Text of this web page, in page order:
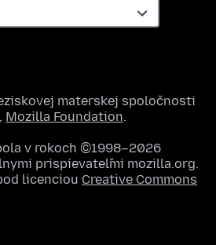
materskej spoločnosti
, Mozilla Foundation.
v rokoch ©1998–2026
prispievateľmi mozilla.org.
licenciou Creative Commons